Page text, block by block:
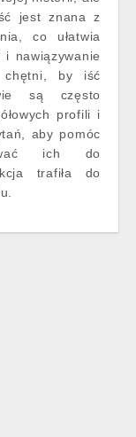
jest znana z
co ułatwia
nawiązywanie
chętni, by iść
są często
profili i
aby pomóc
ich do
trafiła do